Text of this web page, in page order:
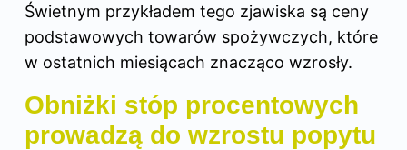
Świetnym przykładem tego zjawiska są ceny
podstawowych towarów spożywczych, które
w ostatnich miesiącach znacząco wzrosły.
Obniżki stóp procentowych
prowadzą do wzrostu popytu